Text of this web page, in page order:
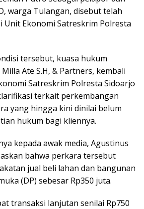
warga Tulangan, disebut telah
Unit Ekonomi Satreskrim Polresta
tersebut, kuasa hukum
Ate S.H, & Partners, kembali
Satreskrim Polresta Sidoarjo
terkait perkembangan
yang hingga kini dinilai belum
hukum bagi kliennya.
kepada awak media, Agustinus
bahwa perkara tersebut
jual beli lahan dan bangunan
(DP) sebesar Rp350 juta.
transaksi lanjutan senilai Rp750